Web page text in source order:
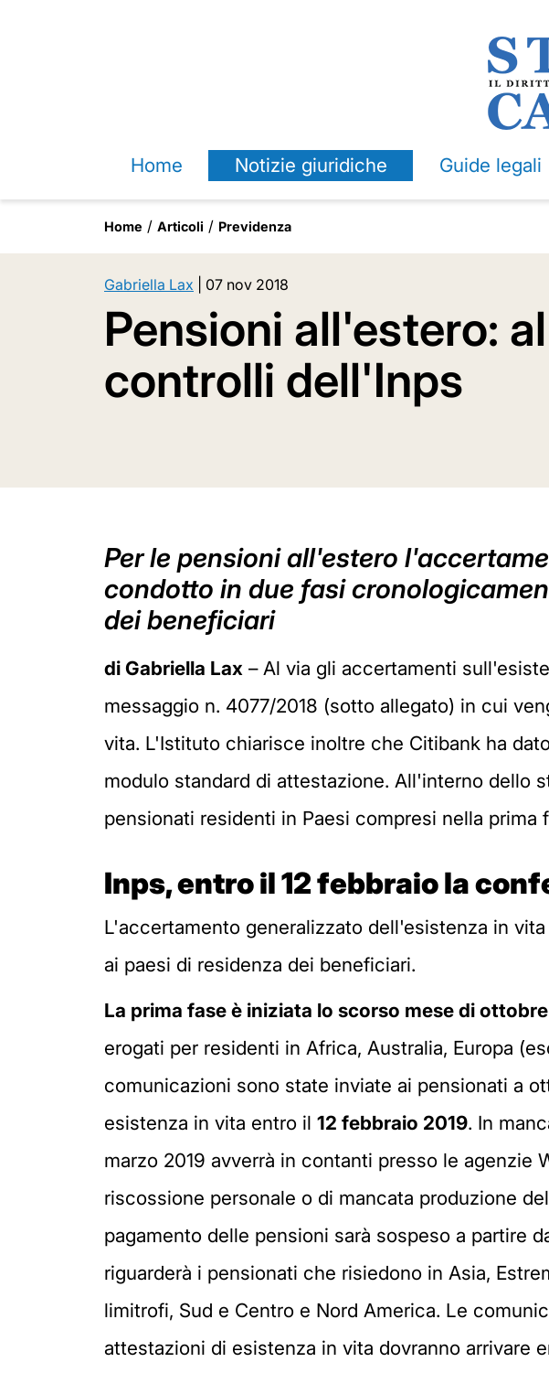
Home Notizie giuridiche Guide legali
Home Articoli Previdenza
Gabriella Lax 07 nov 2018
Pensioni all'estero:
controlli dell'Inps
Per le pensioni all'estero
condotto in due fasi
dei beneficiari
di Gabriella Lax – Al via gli accertamenti
messaggio n. 4077/2018 (sotto allegato) in cui
vita. L'Istituto chiarisce inoltre che Citibank ha
modulo standard di attestazione. All'interno dello
pensionati residenti in Paesi compresi nella prima
Inps, entro il 12 febbraio la
L'accertamento generalizzato dell'esistenza in
ai paesi di residenza dei beneficiari.
La prima fase è iniziata lo scorso mese di ottobre
erogati per residenti in Africa, Australia, Europa
comunicazioni sono state inviate ai pensionati a
esistenza in vita entro il 12 febbraio 2019. In
marzo 2019 avverrà in contanti presso le agenzie
riscossione personale o di mancata produzione
pagamento delle pensioni sarà sospeso a partire
riguarderà i pensionati che risiedono in Asia,
limitrofi, Sud e Centro e Nord America. Le
attestazioni di esistenza in vita dovranno arrivare